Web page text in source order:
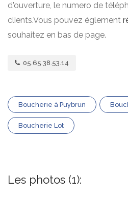
d'ouverture, le numero de
clients.Vous pouvez églement
souhaitez en bas de page.
05.65.38.53.14
Boucherie à Puybrun
Boucherie Lot
Les photos (1):